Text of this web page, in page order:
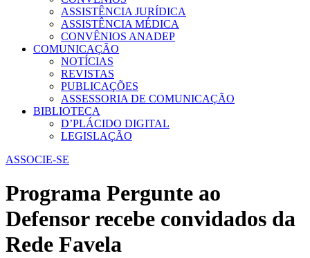
ASSISTÊNCIA JURÍDICA
ASSISTÊNCIA MÉDICA
CONVÊNIOS ANADEP
COMUNICAÇÃO
NOTÍCIAS
REVISTAS
PUBLICAÇÕES
ASSESSORIA DE COMUNICAÇÃO
BIBLIOTECA
D’PLÁCIDO DIGITAL
LEGISLAÇÃO
ASSOCIE-SE
Programa Pergunte ao
Defensor recebe convidados da
Rede Favela